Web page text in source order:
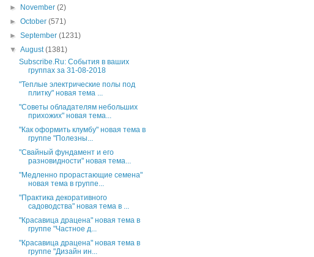
►
November(2)
►October(571)
►September(1231)
▼August(1381)
Subscribe.Ru: События в ваших
группах за 31-08-2018
"Теплые электрические полы под
плитку" новая тема ...
"Советы обладателям небольших
прихожих" новая тема...
"Как оформить клумбу" новая тема в
группе "Полезны...
"Свайный фундамент и его
разновидности" новая тема...
"Медленно прорастающие семена"
новая тема в группе...
"Практика декоративного
садоводства" новая тема в ...
"Красавица драцена" новая тема в
группе "Частное д...
"Красавица драцена" новая тема в
группе "Дизайн ин...